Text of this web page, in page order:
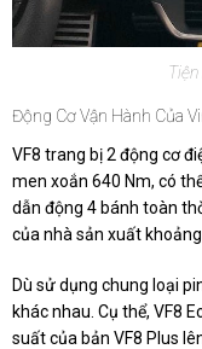
Động Cơ Vận Hành Của
VF8 trang bị 2 động cơ
men xoắn 640 Nm, có
dẫn động 4 bánh toàn
của nhà sản xuất
Dù sử dụng chung loại
khác nhau. Cụ thể, VF8
suất của bản VF8 Plus